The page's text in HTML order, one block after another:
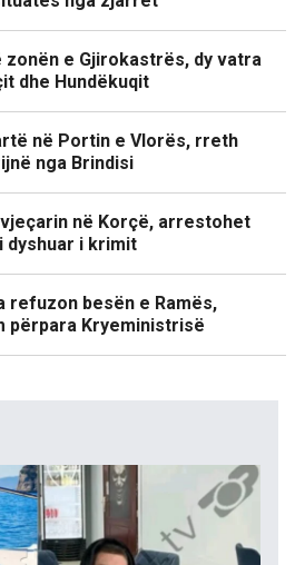
zonën e Gjirokastrës, dy vatra
dhe Hundëkuqit
në Portin e Vlorës, rreth
nga Brindisi
në Korçë, arrestohet
dyshuar i krimit
refuzon besën e Ramës,
përpara Kryeministrisë